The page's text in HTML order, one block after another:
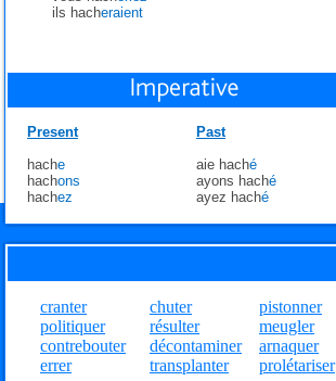
ils hacheraient
Present
hache
hachons
hachez
Past
aie haché
ayons haché
ayez haché
cranter
politiquer
contrebouter
errer
chuter
résulter
décontaminer
transplanter
pistonner
meugler
arnaquer
prolétariser